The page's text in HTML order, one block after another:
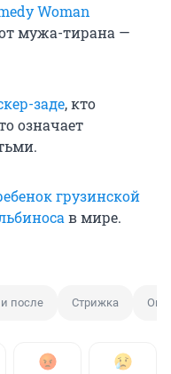
Woman
мужа-тирана —
заде, кто
означает
грузинской
в мире.
после Стрижка